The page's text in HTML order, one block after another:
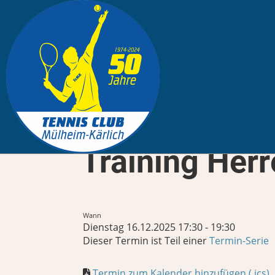
Zurück
Training
Wann
Dienstag 16.12.2025 17:30 - 19:30
Dieser Termin ist Teil einerTermin-Serie